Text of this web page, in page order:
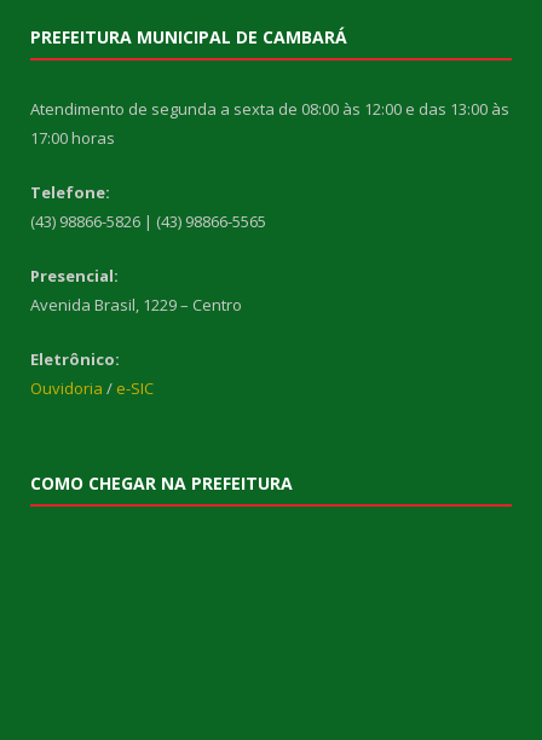
PREFEITURA MUNICIPAL DE CAMBARÁ
Atendimento de segunda a sexta de 08:00 às 12:00 e das 13:00 às
17:00 horas
Telefone:
(43) 98866-5826 | (43) 98866-5565
Presencial:
Avenida Brasil, 1229 – Centro
Eletrônico:
Ouvidoria / e-SIC
COMO CHEGAR NA PREFEITURA